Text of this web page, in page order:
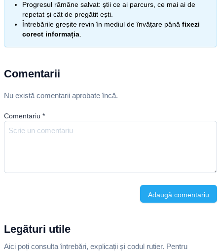
Progresul rămâne salvat: știi ce ai parcurs, ce mai ai de
repetat și cât de pregătit ești.
Întrebările greșite revin în mediul de învățare până fixezi
corect informația
Comentarii
Nu există comentarii aprobate încă.
Comentariu *
Adaugă comentariu
Legături utile
Aici poți consulta întrebări, explicații și codul rutier. Pentru